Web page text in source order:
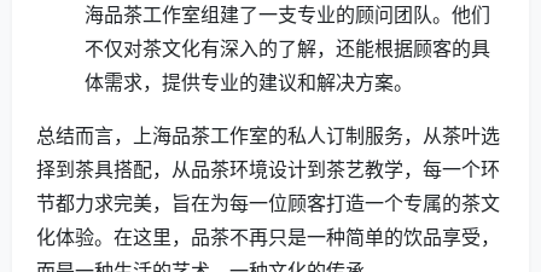
海品茶工作室组建了一支专业的顾问团队。他们
不仅对茶文化有深入的了解，还能根据顾客的具
体需求，提供专业的建议和解决方案。
总结而言，上海品茶工作室的私人订制服务，从茶叶选
择到茶具搭配，从品茶环境设计到茶艺教学，每一个环
节都力求完美，旨在为每一位顾客打造一个专属的茶文
化体验。在这里，品茶不再只是一种简单的饮品享受，